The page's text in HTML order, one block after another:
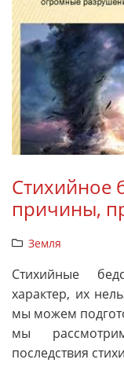
Стихийное
причины,
Земля
Стихийные
характер, их
мы можем
мы
последствия